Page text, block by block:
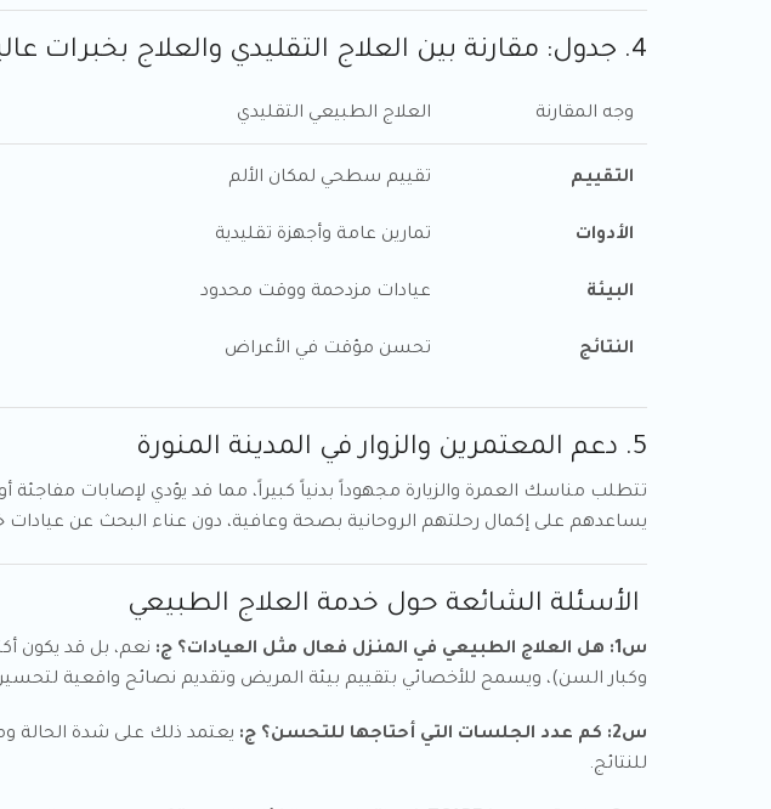
4. جدول: مقارنة بين العلاج التقليدي والعلاج بخبرات عالية
وجه المقارنة العلاج الطبيعي التقليدي
التقييم تقييم سطحي لمكان الألم
الأدوات تمارين عامة وأجهزة تقليدية
البيئة عيادات مزدحمة ووقت محدود
النتائج تحسن مؤقت في الأعراض
5. دعم المعتمرين والزوار في المدينة المنورة
تتطلب مناسك العمرة والزيارة مجهوداً بدنياً كبيراً، مما قد يؤدي لإصابات مفاجئة
يساعدهم على إكمال رحلتهم الروحانية بصحة وعافية، دون عناء البحث عن عيادات
الأسئلة الشائعة حول خدمة العلاج الطبيعي
س1: هل العلاج الطبيعي في المنزل فعال مثل العيادات؟ ج: نعم، بل قد يكون
وكبار السن)، ويسمح للأخصائي بتقييم بيئة المريض وتقديم نصائح واقعية
س2: كم عدد الجلسات التي أحتاجها للتحسن؟ ج: يعتمد ذلك على شدة الحالة
للنتائج.